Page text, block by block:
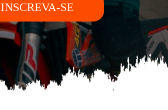
INSCREVA-SE